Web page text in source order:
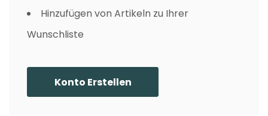
Hinzufügen von Artikeln zu Ihrer
Wunschliste
Konto Erstellen